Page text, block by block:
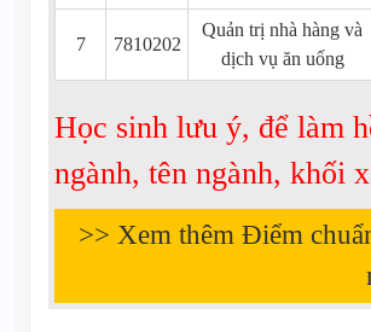
7 7810202
Quản trị nhà hàng và
dịch vụ ăn uống
Học sinh lưu ý, để làm
ngành, tên ngành, khối
>> Xem thêm Điểm